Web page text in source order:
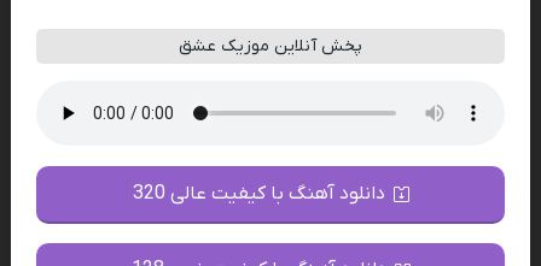
پخش آنلاین موزیک عشق
دانلود آهنگ با کیفیت عالی 320